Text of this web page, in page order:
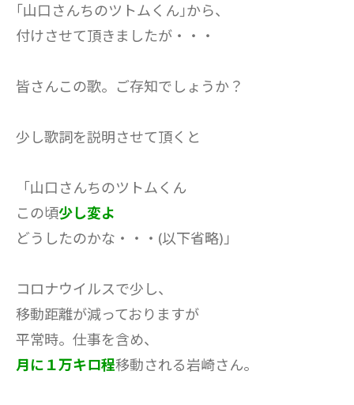
｢山口さんちのツトムくん｣から、
付けさせて頂きましたが・・・
皆さんこの歌。ご存知でしょうか？
少し歌詞を説明させて頂くと
「山口さんちのツトムくん
この頃少し変よ
どうしたのかな・・・(以下省略)」
コロナウイルスで少し、
移動距離が減っておりますが
平常時。仕事を含め、
月に１万キロ程移動される岩崎さん。